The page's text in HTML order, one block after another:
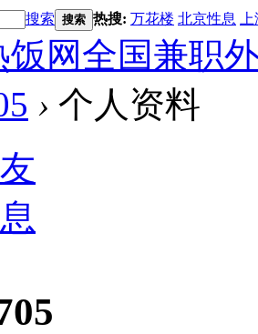
搜索 搜索 热搜: 万花楼 北京性息
饭网全国兼职
› 个人资料